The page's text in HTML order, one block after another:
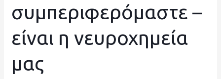
συμπεριφερόμαστε –
είναι η νευροχημεία
μας
πώς
συμπεριφερόμαστε
–
είναι
η
νευροχημεία